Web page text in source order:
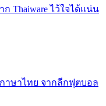
Thaiware ไว้ใจได้แน่น
าษาไทย จากลีกฟุตบอล